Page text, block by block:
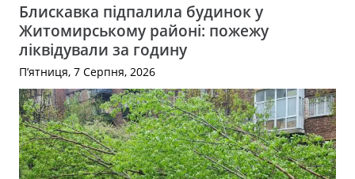
Блискавка підпалила будинок у
Житомирському районі: пожежу
ліквідували за годину
П’ятниця, 7 Серпня, 2026